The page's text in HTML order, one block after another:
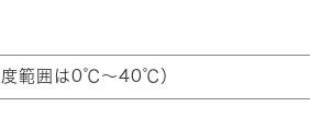
範囲は0℃～40℃）